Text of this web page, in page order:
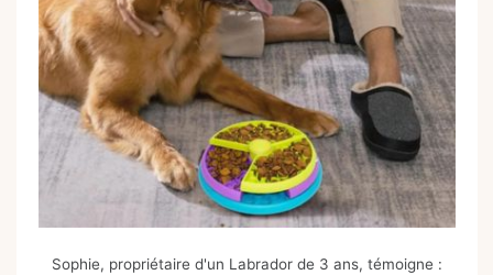
Sophie, propriétaire d'un Labrador de 3 ans, témoigne :